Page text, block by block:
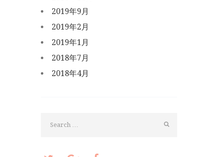
2019年9月
2019年2月
2019年1月
2018年7月
2018年4月